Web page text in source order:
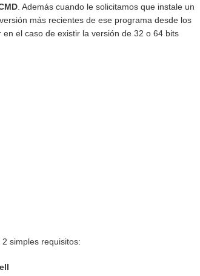
. Además cuando le solicitamos que instale un
más recientes de ese programa desde los
el caso de existir la versión de 32 o 64 bits
simples requisitos: